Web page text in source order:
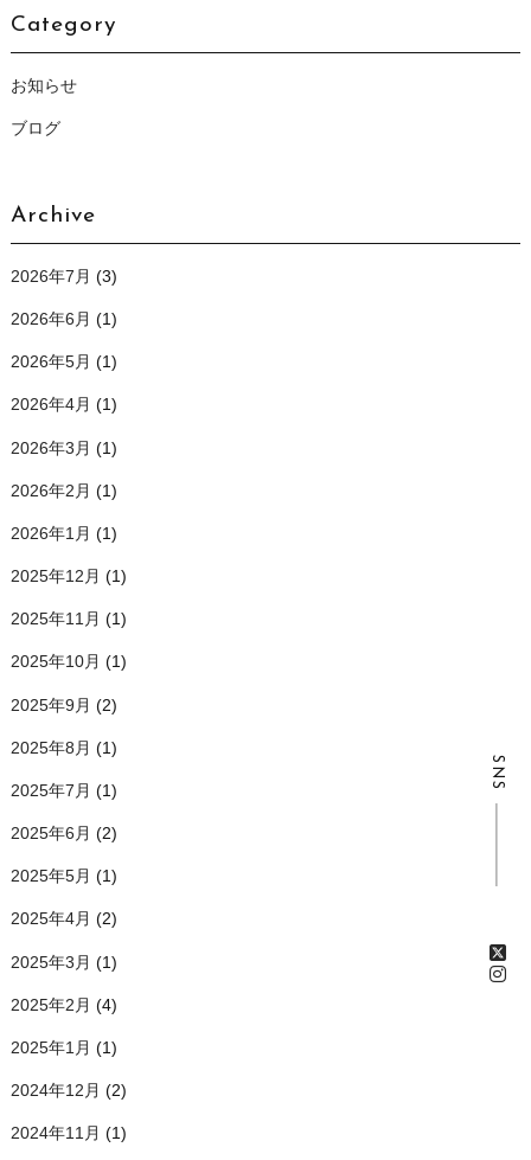
SNS
Category
お知らせ
ブログ
Archive
2026年7月 (3)
2026年6月 (1)
2026年5月 (1)
2026年4月 (1)
2026年3月 (1)
2026年2月 (1)
2026年1月 (1)
2025年12月 (1)
2025年11月 (1)
2025年10月 (1)
2025年9月 (2)
2025年8月 (1)
2025年7月 (1)
2025年6月 (2)
2025年5月 (1)
2025年4月 (2)
2025年3月 (1)
2025年2月 (4)
2025年1月 (1)
2024年12月 (2)
2024年11月 (1)